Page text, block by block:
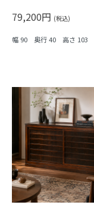
79,200円 (税込)
幅 90 奥行 40 高さ 103